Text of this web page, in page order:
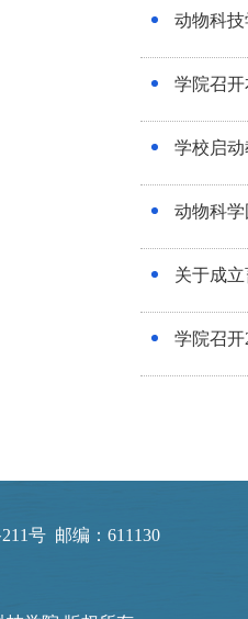
动物科
学院召
学校启
动物科
关于成
学院召
号 邮编：611130